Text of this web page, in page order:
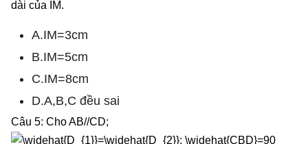
dài của IM.
A.IM=3cm
B.IM=5cm
C.IM=8cm
D.A,B,C đều sai
Câu 5: Cho AB//CD;